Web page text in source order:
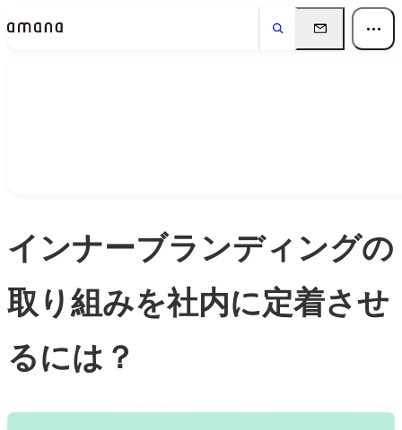
インナーブランディングの
取り組みを社内に定着させ
るには？